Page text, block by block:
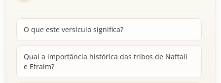
O que este versículo significa?
Qual a importância histórica das tribos de Naftali
e Efraim?